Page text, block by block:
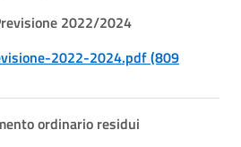
2022/2024
2022-2024.pdf (809
ordinario residui